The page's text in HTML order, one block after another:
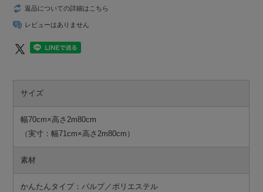
返品についての詳細はこちら
レビューはありません
サイズ
幅70cm×高さ2m80cm
（実寸：幅71cm×高さ2m80cm）
素材
かんたんタイプ：パルプ／ポリエステル